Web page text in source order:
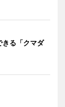
きる「クマダ